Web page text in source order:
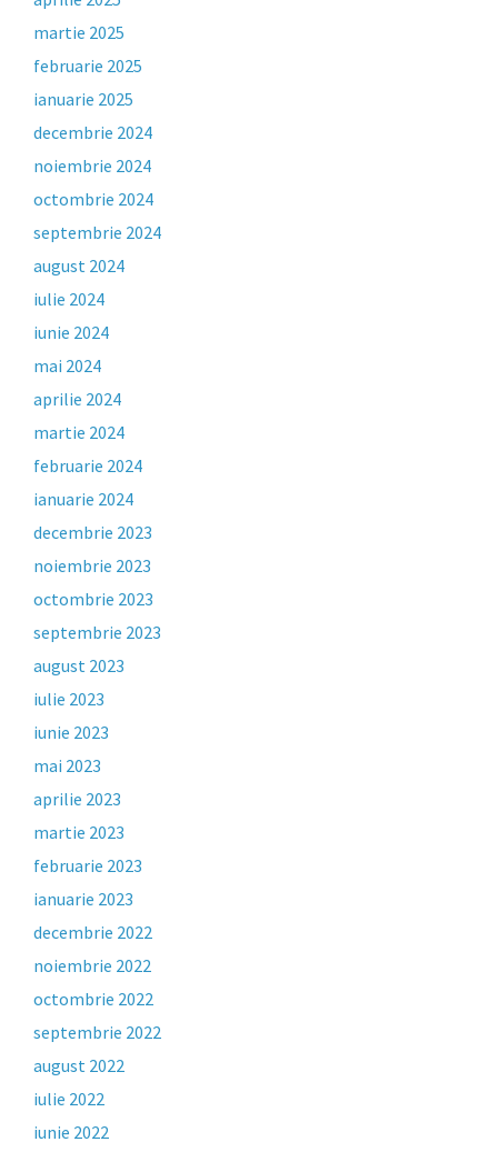
martie 2025
februarie 2025
ianuarie 2025
decembrie 2024
noiembrie 2024
octombrie 2024
septembrie 2024
august 2024
iulie 2024
iunie 2024
mai 2024
aprilie 2024
martie 2024
februarie 2024
ianuarie 2024
decembrie 2023
noiembrie 2023
octombrie 2023
septembrie 2023
august 2023
iulie 2023
iunie 2023
mai 2023
aprilie 2023
martie 2023
februarie 2023
ianuarie 2023
decembrie 2022
noiembrie 2022
octombrie 2022
septembrie 2022
august 2022
iulie 2022
iunie 2022